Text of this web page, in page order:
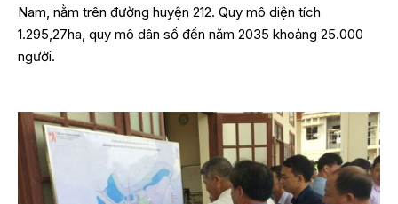
Nam, nằm trên đường huyện 212. Quy mô diện tích
1.295,27ha, quy mô dân số đến năm 2035 khoảng 25.000
người.